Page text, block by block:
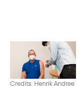
Credits: Henrik Andree